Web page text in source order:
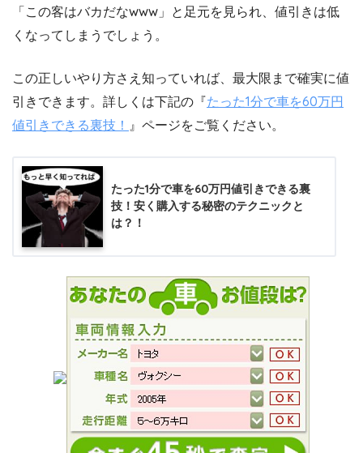
「この客はバカだなwww」と足元を見られ、値引きは低
くなってしまうでしょう。
この正しいやり方さえ知っていれば、最大限まで確実に値
引きできます。詳しくは下記の『たった1分で車を60万円
値引きできる裏技！ 』ページをご覧ください。
たった1分で車を60万円値引きできる裏
技！安く購入する秘密のテクニックと
は？！